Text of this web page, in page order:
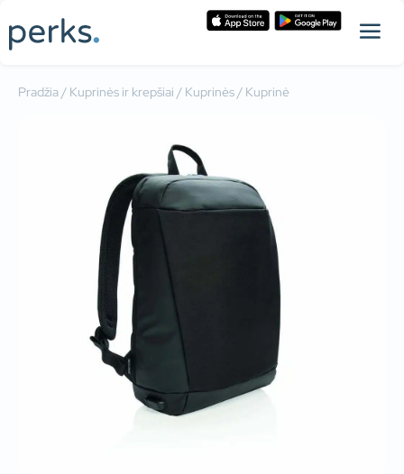
Pradžia/ Kuprinės ir krepšiai / Kuprinės/ Kuprinė